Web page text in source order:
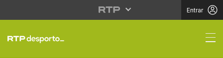
Entrar